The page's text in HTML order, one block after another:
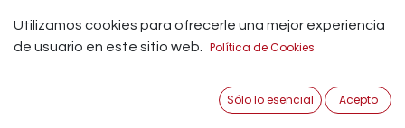
FRULUPE SL
Utilizamos cookies para ofrecerle una mejor experiencia
de usuario en este sitio web. Política de Cookies
Sólo lo esencial Acepto